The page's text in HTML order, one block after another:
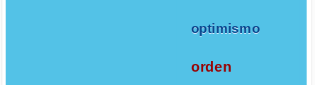
optimismo
orden